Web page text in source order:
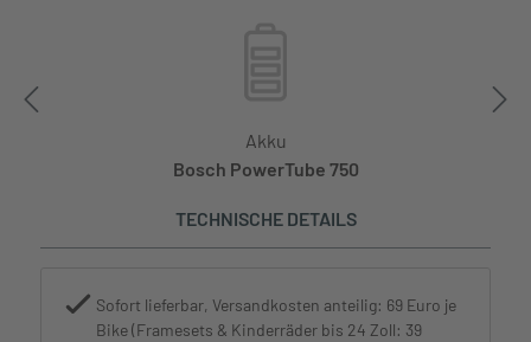
Akku
Bosch PowerTube 750
TECHNISCHE DETAILS
Sofort lieferbar, Versandkosten anteilig: 69 Euro je
Bike (Framesets & Kinderräder bis 24 Zoll: 39